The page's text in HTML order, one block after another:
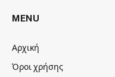
MENU
Αρχική
Όροι χρήσης